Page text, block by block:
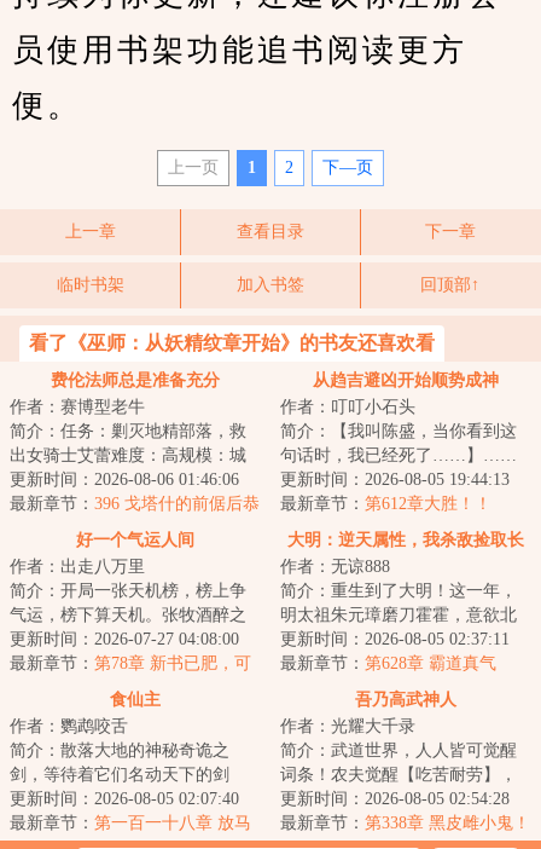
员使用书架功能追书阅读更方
便。
上一页 1 2 下—页
上一章 查看目录 下一章
临时书架 加入书签 回顶部↑
看了《巫师：从妖精纹章开始》的书友还喜欢看
费伦法师总是准备充分
作者：赛博型老牛
简介：任务：剿灭地精部落，救
出女骑士艾蕾难度：高规模：城
邦级当前成功率：%基础奖励：智
力属性提示：...
更新时间：2026-08-06 01:46:06
最新章节： 396 戈塔什的前倨后恭
从趋吉避凶开始顺势成神
作者：叮叮小石头
简介：【我叫陈盛，当你看到这
句话时，我已经死了……】……
一朝穿越，命如草芥，睁眼便是
两军对垒的生死...
更新时间：2026-08-05 19:44:13
最新章节： 第612章大胜！！
好一个气运人间
作者：出走八万里
简介：开局一张天机榜，榜上争
气运，榜下算天机。张牧酒醉之
间，穿越到了这个聚气运，修武
道的世界。有人...
更新时间：2026-07-27 04:08:00
最新章节： 第78章 新书已肥，可
大明：逆天属性，我杀敌捡取长
作者：无谅888
简介：重生到了大明！这一年，
明太祖朱元璋磨刀霍霍，意欲北
伐，彻定北元，将汉家中原完全
掌控，为自己儿...
更新时间：2026-08-05 02:37:11
最新章节： 第628章 霸道真气
食仙主
作者：鹦鹉咬舌
简介：散落大地的神秘奇诡之
剑，等待着它们名动天下的剑
主。谁人又能勘悟流传万古的奇
术绝经？长安百坊间...
更新时间：2026-08-05 02:07:40
最新章节： 第一百一十八章 放马
吾乃高武神人
作者：光耀大千录
简介：武道世界，人人皆可觉醒
词条！农夫觉醒【吃苦耐劳】，
对于痛苦自适应程度+%富人觉醒
【奴隶主】，对...
更新时间：2026-08-05 02:54:28
最新章节： 第338章 黑皮雌小鬼！